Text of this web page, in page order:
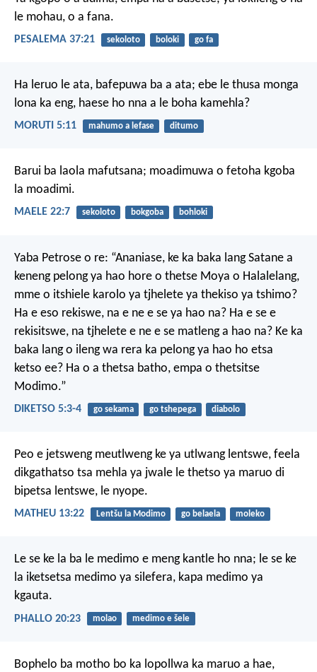
le mohau, o a fana.
PESALEMA 37:21 sekoloto boloki go fa
Ha leruo le ata, bafepuwa ba a ata; ebe le thusa monga
lona ka eng, haese ho nna a le boha kamehla?
MORUTI 5:11 mahumo a lefase ditumo
Barui ba laola mafutsana; moadimuwa o fetoha kgoba
la moadimi.
MAELE 22:7 sekoloto bokgoba bohloki
Yaba Petrose o re: “Ananiase, ke ka baka lang Satane a
keneng pelong ya hao hore o thetse Moya o Halalelang,
mme o itshiele karolo ya tjhelete ya thekiso ya tshimo?
Ha e eso rekiswe, na e ne e se ya hao na? Ha e se e
rekisitswe, na tjhelete e ne e se matleng a hao na? Ke ka
baka lang o ileng wa rera ka pelong ya hao ho etsa
ketso ee? Ha o a thetsa batho, empa o thetsitse
Modimo.”
DIKETSO 5:3-4 go sekama go tshepega diabolo
Peo e jetsweng meutlweng ke ya utlwang lentswe, feela
dikgathatso tsa mehla ya jwale le thetso ya maruo di
bipetsa lentswe, le nyope.
MATHEU 13:22 Lentšu la Modimo go belaela moleko
Le se ke la ba le medimo e meng kantle ho nna; le se ke
la iketsetsa medimo ya silefera, kapa medimo ya
kgauta.
PHALLO 20:23 molao medimo e šele
Bophelo ba motho bo ka lopollwa ka maruo a hae,